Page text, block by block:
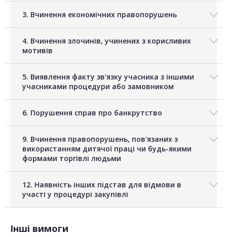
3. Вчинення економічних правопорушень
4. Вчинення злочинів, учинених з корисливих
мотивів
5. Виявлення факту зв'язку учасника з іншими
учасниками процедури або замовником
6. Порушення справ про банкрутство
9. Вчинення правопорушень, пов'язаних з
використанням дитячої праці чи будь-якими
формами торгівлі людьми
12. Наявність інших підстав для відмови в
участі у процедурі закупівлі
Інші вимоги